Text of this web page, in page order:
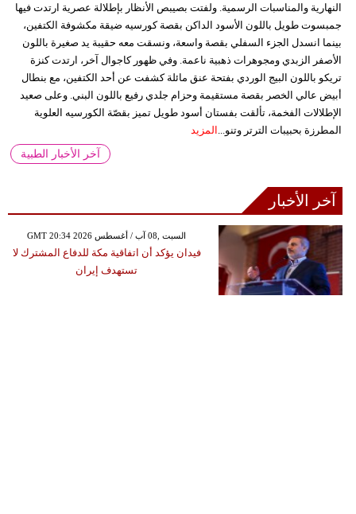
النهارية والمناسبات الرسمية. ولفتت بصيبص الأنظار بإطلالة عصرية ارتدت فيها
جمبسوت طويل باللون الأسود الداكن بقصة كورسيه ضيقة مكشوفة الكتفين،
بينما انسدل الجزء السفلي بقصة واسعة، ونسقت معه حقيبة يد صغيرة باللون
الأصفر الزبدي ومجوهرات ذهبية ناعمة. وفي ظهور كاجوال آخر، ارتدت كنزة
تريكو باللون البيج الوردي بفتحة عنق مائلة كشفت عن أحد الكتفين، مع بنطال
أبيض عالي الخصر بقصة مستقيمة وحزام جلدي رفيع باللون البني. وعلى صعيد
الإطلالات الفخمة، تألقت بفستان أسود طويل تميز بقصّة الكورسيه العلوية
المطرزة بحبيبات الترتر وتنو...
المزيد
آخر الأخبار الطبية
آخر الأخبار
GMT 20:34 2026 السبت ,08 آب / أغسطس
فيدان يؤكد أن اتفاقية مكة للدفاع المشترك لا
تستهدف إيران